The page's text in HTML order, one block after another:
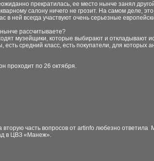
прекратилась, ее место нынче занял
салону ничего не грозит. На самом деле,
в ней всегда участвуют очень серьезные
рассчитываете?
музейщики, которые выбирают и откладывают
средний класс, есть покупатели, для которых
проходит по 26 октября.
вторую часть вопросов от artinfо любезно
в ЦВЗ «Манеж».